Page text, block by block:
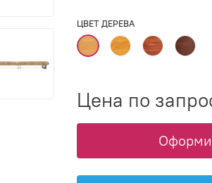
Цена по
ЦВЕТ ДЕРЕВА